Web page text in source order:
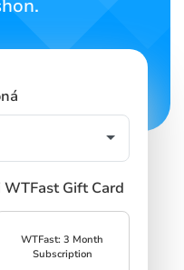
Gift Card
WTFast: 3 Month
Subscription